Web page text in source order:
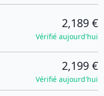
2,189 €
Vérifié aujourd'hui
2,199 €
Vérifié aujourd'hui